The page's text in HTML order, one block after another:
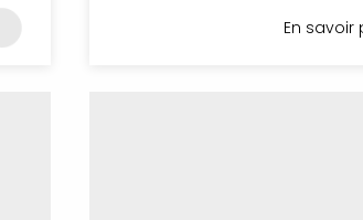
En savoir